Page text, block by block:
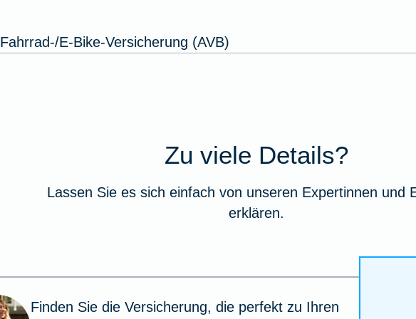
Fahrrad-/E-Bike-Versicherung (AVB)
Zu viele Details?
Lassen Sie es sich einfach von unseren Expertinnen und
erklären.
Finden Sie die Versicherung, die perfekt zu Ihren